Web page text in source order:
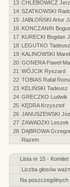
13 CHLEBOWICZ
14 SZATKOWSKI
15 JABŁOŃSKI Artur
16 KONCZANIN
17 KURECKI Bogdan
18 LEGUTKO
19 KALINOWSKI
20 GONERA Paweł
21 WÓJCIK Ryszard
22 TOBIAS Rafał
23 KELIŃSKI Tadeusz
24 GRECZKO Ludwik
25 KĘDRA Krzysztof
26 JANUSZEWSKI
27 ZAWADZKI Leszek
28 DĄBROWA
Razem
Lista nr 15 -
Liczba głosów
Na poszczególnych